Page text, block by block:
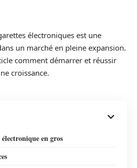
électroniques est une
un marché en pleine expansion.
comment démarrer et réussir
croissance.
en gros